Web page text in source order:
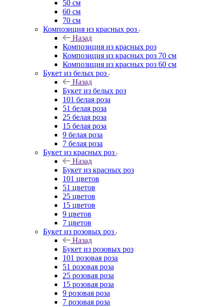
50 см
60 см
70 см
Композиция из красных роз
Назад
Композиция из красных роз
Композиция из красных роз 70 см
Композиция из красных роз 60 см
Букет из белых роз
Назад
Букет из белых роз
101 белая роза
51 белая роза
25 белая роза
15 белая роза
9 белая роза
7 белая роза
Букет из красных роз
Назад
Букет из красных роз
101 цветов
51 цветов
25 цветов
15 цветов
9 цветов
7 цветов
Букет из розовых роз
Назад
Букет из розовых роз
101 розовая роза
51 розовая роза
25 розовая роза
15 розовая роза
9 розовая роза
7 розовая роза